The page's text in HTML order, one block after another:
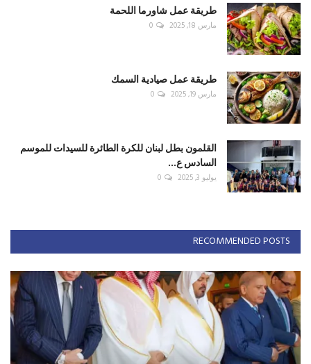
طريقة عمل شاورما اللحمة
مارس 18, 2025 0
طريقة عمل صيادية السمك
مارس 19, 2025 0
القلمون بطل لبنان للكرة الطائرة للسيدات للموسم
السادس ع...
يوليو 3, 2025 0
RECOMMENDED POSTS